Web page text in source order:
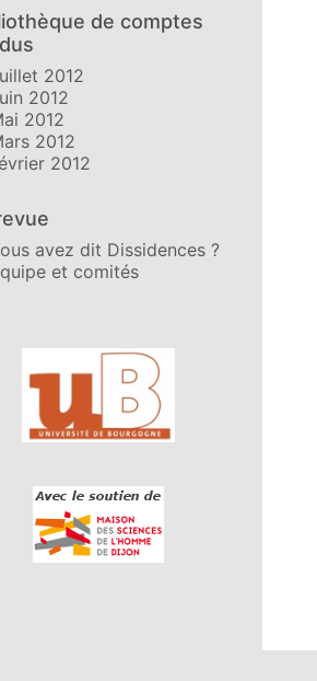
de comptes
2012
2012
2012
2012
2012
avez dit Dissidences ?
et comités
partenaires